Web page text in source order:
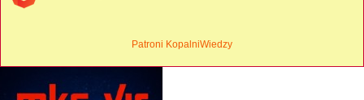
Patroni KopalniWiedzy